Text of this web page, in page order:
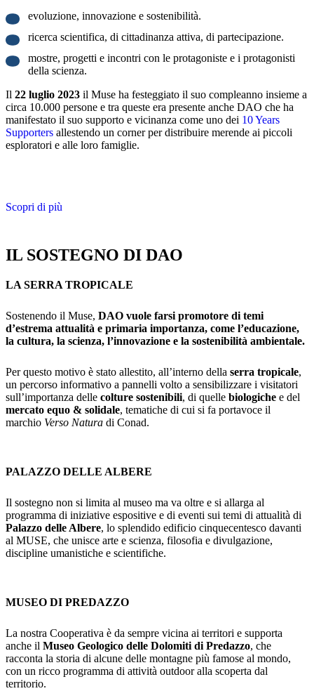
evoluzione, innovazione e sostenibilità.
ricerca scientifica, di cittadinanza attiva, di partecipazione.
mostre, progetti e incontri con le protagoniste e i protagonisti
della scienza.
Il 22 luglio 2023 il Muse ha festeggiato il suo compleanno insieme a
circa 10.000 persone e tra queste era presente anche DAO che ha
manifestato il suo supporto e vicinanza come uno dei 10 Years
Supporters allestendo un corner per distribuire merende ai piccoli
esploratori e alle loro famiglie.
Scopri di più
IL SOSTEGNO DI DAO
LA SERRA TROPICALE
Sostenendo il Muse, DAO vuole farsi promotore di temi
d’estrema attualità e primaria importanza, come l’educazione,
la cultura, la scienza, l’innovazione e la sostenibilità ambientale.
Per questo motivo è stato allestito, all’interno della serra tropicale,
un percorso informativo a pannelli volto a sensibilizzare i visitatori
sull’importanza delle colture sostenibili, di quelle biologiche e del
mercato equo & solidale, tematiche di cui si fa portavoce il
marchio Verso Natura di Conad.
PALAZZO DELLE ALBERE
Il sostegno non si limita al museo ma va oltre e si allarga al
programma di iniziative espositive e di eventi sui temi di attualità di
Palazzo delle Albere, lo splendido edificio cinquecentesco davanti
al MUSE, che unisce arte e scienza, filosofia e divulgazione,
discipline umanistiche e scientifiche.
MUSEO DI PREDAZZO
La nostra Cooperativa è da sempre vicina ai territori e supporta
anche il Museo Geologico delle Dolomiti di Predazzo, che
racconta la storia di alcune delle montagne più famose al mondo,
con un ricco programma di attività outdoor alla scoperta dal
territorio.